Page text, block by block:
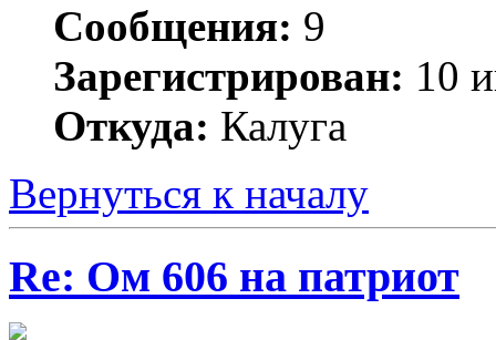
Сообщения: 9
Зарегистрирован: 10
Откуда: Калуга
Вернуться к началу
Re: Ом 606 на патриот